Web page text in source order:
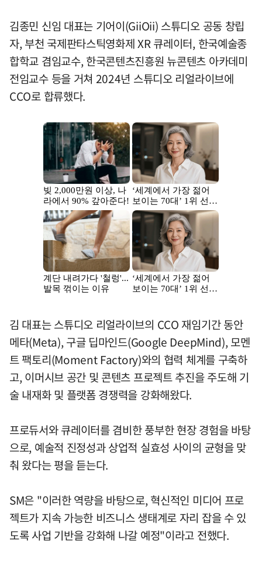
김종민 신임 대표는 기어이(GiiOii) 스튜디오 공동 창립
자, 부천 국제판타스틱영화제 XR 큐레이터, 한국예술종
합학교 겸임교수, 한국콘텐츠진흥원 뉴콘텐츠 아카데미
전임교수 등을 거쳐 2024년 스튜디오 리얼라이브에
CCO로 합류했다.
김 대표는 스튜디오 리얼라이브의 CCO 재임기간 동안
메타(Meta), 구글 딥마인드(Google DeepMind), 모멘
트 팩토리(Moment Factory)와의 협력 체계를 구축하
고, 이머시브 공간 및 콘텐츠 프로젝트 추진을 주도해 기
술 내재화 및 플랫폼 경쟁력을 강화해왔다.
프로듀서와 큐레이터를 겸비한 풍부한 현장 경험을 바탕
으로, 예술적 진정성과 상업적 실효성 사이의 균형을 맞
춰 왔다는 평을 듣는다.
SM은 "이러한 역량을 바탕으로, 혁신적인 미디어 프로
젝트가 지속 가능한 비즈니스 생태계로 자리 잡을 수 있
도록 사업 기반을 강화해 나갈 예정"이라고 전했다.